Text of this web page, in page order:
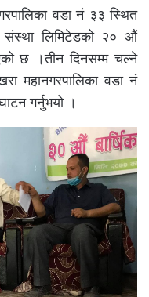
वडा नं ३३ स्थित
लिमिटेडको २० औं
छ ।तीन दिनसम्म चल्ने
महानगरपालिका वडा नं
गर्नुभयो ।